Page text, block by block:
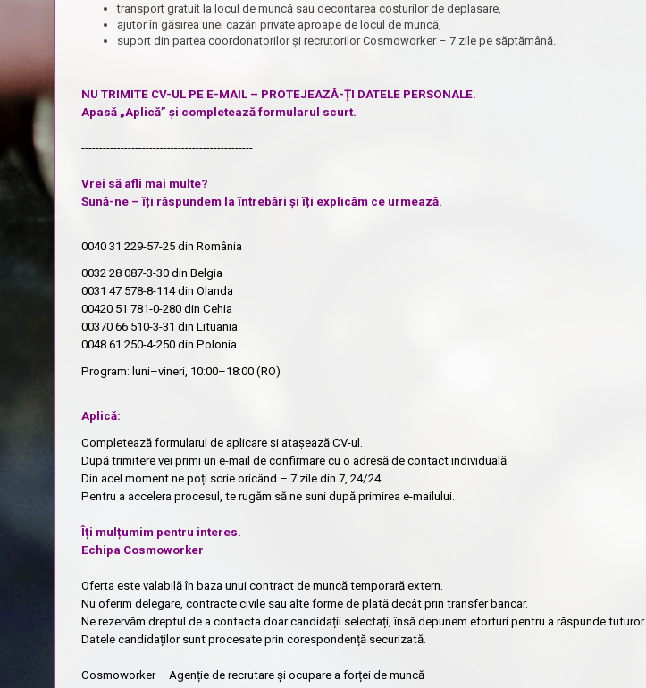
transport gratuit la locul de muncă sau decontarea costurilor de deplasare,
ajutor în găsirea unei cazări private aproape de locul de muncă,
suport din partea coordonatorilor și recrutorilor Cosmoworker – 7 zile pe săptămână.
NU TRIMITE CV-UL PE E-MAIL – PROTEJEAZĂ-ȚI DATELE PERSONALE.
Apasă „Aplică” și completează formularul scurt.
------------------------------------------------
Vrei să afli mai multe?
Sună-ne – îți răspundem la întrebări și îți explicăm ce urmează.
0040 31 229-57-25 din România
0032 28 087-3-30 din Belgia
0031 47 578-8-114din Olanda
00420 51 781-0-280 din Cehia
00370 66 510-3-31 din Lituania
0048 61 250-4-250 din Polonia
Program: luni–vineri, 10:00–18:00 (RO)
Aplică:
Completează formularul de aplicare și atașează CV-ul.
După trimitere vei primi un e-mail de confirmare cu o adresă de contact individuală.
Din acel moment ne poți scrie oricând – 7 zile din 7, 24/24.
Pentru a accelera procesul, te rugăm să ne suni după primirea e-mailului.
Îți mulțumim pentru interes.
Echipa Cosmoworker
Oferta este valabilă în baza unui contract de muncă temporară extern.
Nu oferim delegare, contracte civile sau alte forme de plată decât prin transfer bancar.
Ne rezervăm dreptul de a contacta doar candidații selectați, însă depunem eforturi pentru a răspunde tuturor.
Datele candidaților sunt procesate prin corespondență securizată.
Cosmoworker – Agenție de recrutare și ocupare a forței de muncă